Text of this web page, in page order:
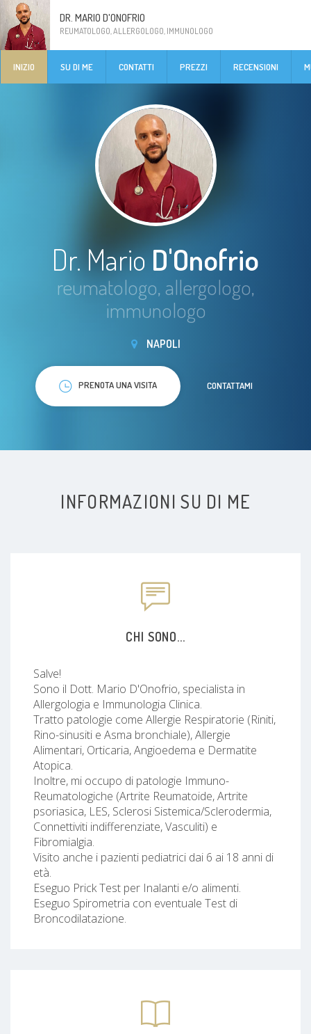
DR. MARIO D'ONOFRIO
REUMATOLOGO, ALLERGOLOGO, IMMUNOLOGO
INIZIO SU DI ME CONTATTI PREZZI RECENSIONI
Dr. MarioD'Onofrio
reumatologo, allergologo,
immunologo
NAPOLI
PRENOTA UNA VISITA CONTATTAMI
INFORMAZIONI SU DI ME
CHI SONO...
Salve!
Sono il Dott. Mario D'Onofrio, specialista in
Allergologia e Immunologia Clinica.
Tratto patologie come Allergie Respiratorie (Riniti,
Rino-sinusiti e Asma bronchiale), Allergie
Alimentari, Orticaria, Angioedema e Dermatite
Atopica.
Inoltre, mi occupo di patologie Immuno-
Reumatologiche (Artrite Reumatoide, Artrite
psoriasica, LES, Sclerosi Sistemica/Sclerodermia,
Connettiviti indifferenziate, Vasculiti) e
Fibromialgia.
Visito anche i pazienti pediatrici dai 6 ai 18 anni di
età.
Eseguo Prick Test per Inalanti e/o alimenti.
Eseguo Spirometria con eventuale Test di
Broncodilatazione.